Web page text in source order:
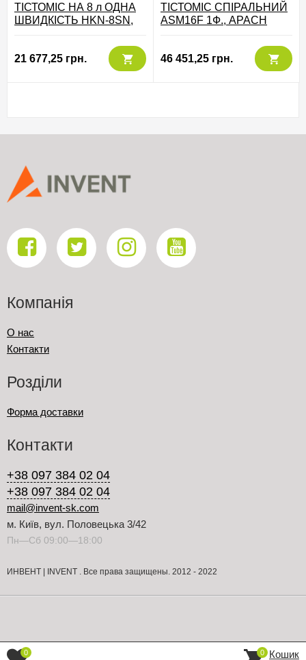
ТІСТОМІС НА 8 л ОДНА
ШВИДКІСТЬ HKN-8SN,
21 677,25 грн.
ТІСТОМІС СПІРАЛЬНИЙ
ASM16F 1Ф., APACH
46 451,25 грн.
Компанія
О нас
Контакти
Розділи
Форма доставки
Контакти
+38 097 384 02 04
+38 097 384 02 04
mail@invent-sk.com
м. Київ, вул. Половецька 3/42
Пн—Сб 09:00—18:00
ИНВЕНТ | INVENT . Все права защищены. 2012 - 2022
0 0
Кошик